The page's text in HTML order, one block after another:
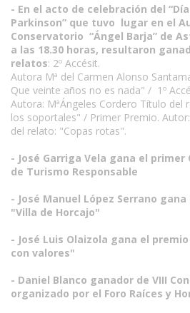
- En el acto de celebración del
Parkinson” que tuvo lugar en el
Conservatorio “Ángel Barja” de
a las 18.30 horas, resultaron
relatos: 2º Accésit.
Autora Mª del Carmen Alonso
Que veinte años no es nada" / 1º
Autora: MªÁngeles Cordero Título del
los soportales" / Primer Premio.
del relato: "Copas rotas".
- José Garriga Vela gana el
de Turismo Responsable
- José Manuel López Serrano gana
"Villa de Horcajo"
- José Luis Olaizola gana el
con valores"
- Daniel Blanco ganador de VIII
organizado por el Foro Raíces y